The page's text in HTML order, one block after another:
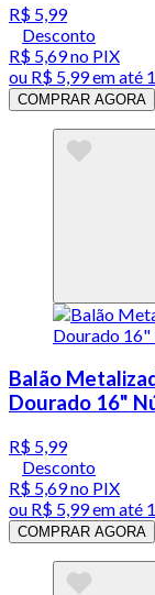
R$ 5,99
Desconto
R$ 5,69no PIX
ou R$ 5,99em até
COMPRAR AGORA
Balão
Dourado 16"
R$ 5,99
Desconto
R$ 5,69no PIX
ou R$ 5,99em até
COMPRAR AGORA